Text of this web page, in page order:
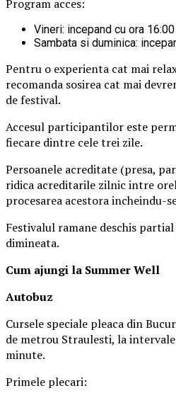
Program acces:
Vineri: incepand cu ora 16:00
Sambata si duminica:
Pentru o experienta cat mai
recomanda sosirea cat mai
de festival.
Accesul participantilor este
fiecare dintre cele trei zile.
Persoanele acreditate (presa,
ridica acreditarile zilnic intre
procesarea acestora incheindu-
Festivalul ramane deschis
dimineata.
Cum ajungi la Summer Well
Autobuz
Cursele speciale pleaca din
de metrou Straulesti, la
minute.
Primele plecari: